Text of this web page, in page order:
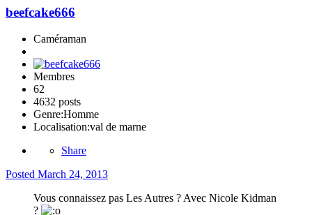
beefcake666
Caméraman
Membres
62
4632 posts
Genre:Homme
Localisation:val de marne
Share
Posted March 24, 2013
Vous connaissez pas Les Autres ? Avec Nicole Kidman
?